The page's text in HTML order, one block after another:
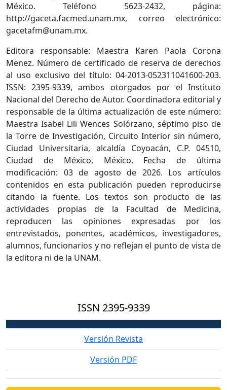
México. Teléfono 5623-2432, página:
http://gaceta.facmed.unam.mx, correo electrónico:
gacetafm@unam.mx.
Editora responsable: Maestra Karen Paola Corona
Menez. Número de certificado de reserva de derechos
al uso exclusivo del título: 04-2013-052311041600-203.
ISSN: 2395-9339, ambos otorgados por el Instituto
Nacional del Derecho de Autor. Coordinadora editorial y
responsable de la última actualización de este número:
Maestra Isabel Lili Wences Solórzano, séptimo piso de
la Torre de Investigación, Circuito Interior sin número,
Ciudad Universitaria, alcaldía Coyoacán, C.P. 04510,
Ciudad de México, México. Fecha de última
modificación: 03 de agosto de 2026. Los artículos
contenidos en esta publicación pueden reproducirse
citando la fuente. Los textos son producto de las
actividades propias de la Facultad de Medicina,
reproducen las opiniones expresadas por los
entrevistados, ponentes, académicos, investigadores,
alumnos, funcionarios y no reflejan el punto de vista de
la editora ni de la UNAM.
ISSN 2395-9339
Versión Revista
Versión PDF